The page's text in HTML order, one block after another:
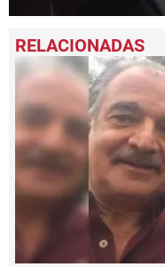
seconds
of
57
seconds